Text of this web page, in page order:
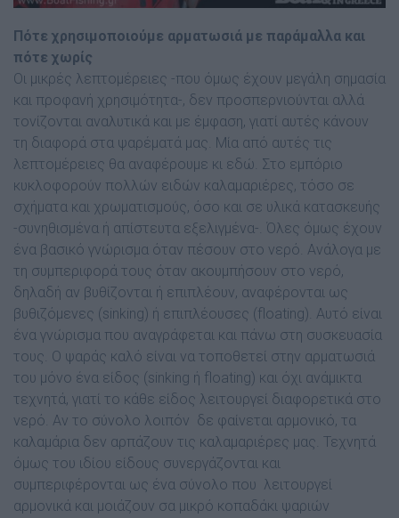
Πότε χρησιμοποιούμε αρματωσιά με παράμαλλα και
πότε χωρίς
Οι μικρές λεπτομέρειες -που όμως έχουν μεγάλη σημασία
και προφανή χρησιμότητα-, δεν προσπερνιούνται αλλά
τονίζονται αναλυτικά και με έμφαση, γιατί αυτές κάνουν
τη διαφορά στα ψαρέματά μας. Μία από αυτές τις
λεπτομέρειες θα αναφέρουμε κι εδώ. Στο εμπόριο
κυκλοφορούν πολλών ειδών καλαμαριέρες, τόσο σε
σχήματα και χρωματισμούς, όσο και σε υλικά κατασκευής
-συνηθισμένα ή απίστευτα εξελιγμένα-. Όλες όμως έχουν
ένα βασικό γνώρισμα όταν πέσουν στο νερό. Ανάλογα με
τη συμπεριφορά τους όταν ακουμπήσουν στο νερό,
δηλαδή αν βυθίζονται ή επιπλέουν, αναφέρονται ως
βυθιζόμενες (sinking) ή επιπλέουσες (floating). Αυτό είναι
ένα γνώρισμα που αναγράφεται και πάνω στη συσκευασία
τους. Ο ψαράς καλό είναι να τοποθετεί στην αρματωσιά
του μόνο ένα είδος (sinking ή floating) και όχι ανάμικτα
τεχνητά, γιατί το κάθε είδος λειτουργεί διαφορετικά στο
νερό. Αν το σύνολο λοιπόν δε φαίνεται αρμονικό, τα
καλαμάρια δεν αρπάζουν τις καλαμαριέρες μας. Τεχνητά
όμως του ιδίου είδους συνεργάζονται και
συμπεριφέρονται ως ένα σύνολο που λειτουργεί
αρμονικά και μοιάζουν σα μικρό κοπαδάκι ψαριών